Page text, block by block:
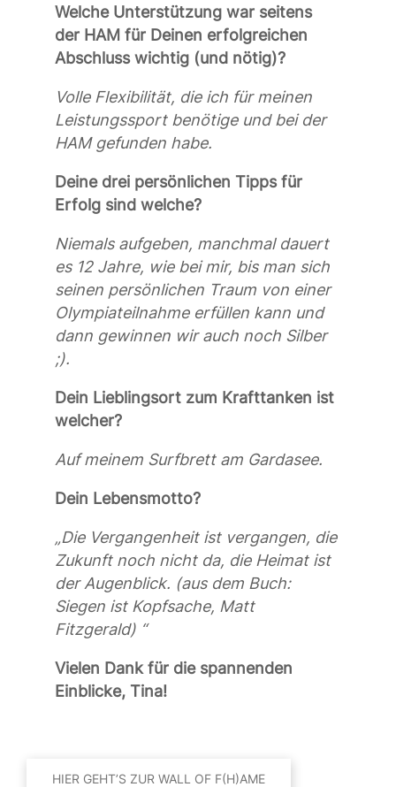
Welche Unterstützung war seitens
der HAM für Deinen erfolgreichen
Abschluss wichtig (und nötig)?
Volle Flexibilität, die ich für meinen
Leistungssport benötige und beider
HAM gefunden habe.
Deine drei persönlichen Tipps für
Erfolg sind welche?
Niemals aufgeben, manchmal dauert
es 12 Jahre, wie bei mir, bis man sich
seinen persönlichen Traum von einer
Olympiateilnahme erfüllen kann und
dann gewinnen wir auch noch Silber
;).
Dein Lieblingsort zum Krafttanken ist
welcher?
Auf meinem Surfbrett am Gardasee.
Dein Lebensmotto?
„Die Vergangenheit ist vergangen, die
Zukunft noch nicht da, die Heimat ist
der Augenblick. (aus dem Buch:
Siegen ist Kopfsache, Matt
Fitzgerald) “
Vielen Dank für die spannenden
Einblicke, Tina!
HIER GEHT’S ZUR WALL OF F(H)AME